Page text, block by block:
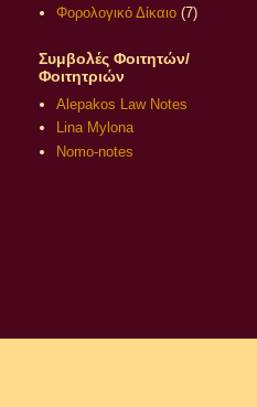
Φορολογικό Δίκαιο (7)
Συμβολές Φοιτητών/
Φοιτητριών
Alepakos Law Notes
Lina Mylona
Nomo-notes